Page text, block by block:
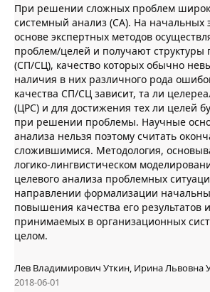
При решении сложных проблем
системный анализ (СА). На начальных
основе экспертных методов
проблем/целей и получают структуры
(СП/СЦ), качество которых обычно
наличия в них различного рода
качества СП/СЦ зависит, та ли
(ЦРС) и для достижения тех ли целей
при решении проблемы. Научные
анализа нельзя поэтому считать
сложившимися. Методология,
логико-лингвистическом
целевого анализа проблемных
направлении формализации
повышения качества его результатов
принимаемых в организационных
целом.
Лев Владимирович Уткин, Ирина Львовна
2018-06-01